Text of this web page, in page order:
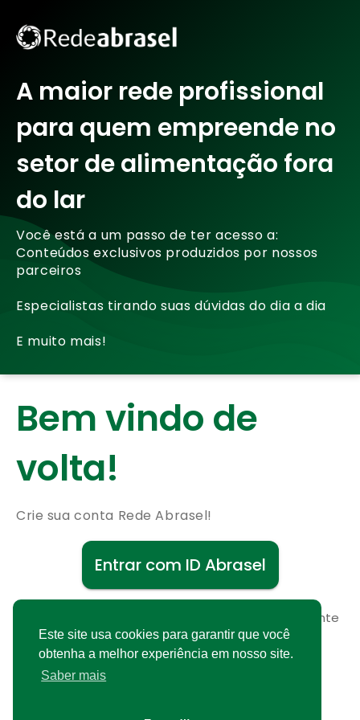
Este site usa cookies para garantir que você
obtenha a melhor experiência em nosso site.
Saber mais
A maior rede profissional
para quem empreende no
setor de alimentação fora
do lar
Você está a um passo de ter acesso a:
Conteúdos exclusivos produzidos por nossos
parceiros
Especialistas tirando suas dúvidas do dia a dia
E muito mais!
Bem vindo de
volta!
Crie sua conta Rede Abrasel!
Entrar com ID Abrasel
Cadastre-se gratuitamente